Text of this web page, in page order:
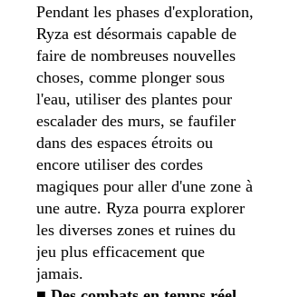
Pendant les phases d'exploration,
Ryza est désormais capable de
faire de nombreuses nouvelles
choses, comme plonger sous
l'eau, utiliser des plantes pour
escalader des murs, se faufiler
dans des espaces étroits ou
encore utiliser des cordes
magiques pour aller d'une zone à
une autre. Ryza pourra explorer
les diverses zones et ruines du
jeu plus efficacement que
jamais.